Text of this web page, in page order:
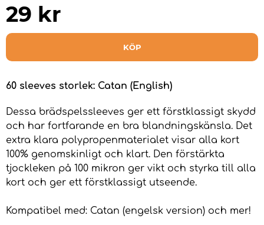
29 kr
KÖP
60 sleeves storlek: Catan (English)
Dessa brädspelssleeves ger ett förstklassigt skydd
och har fortfarande en bra blandningskänsla. Det
extra klara polypropenmaterialet visar alla kort
100% genomskinligt och klart. Den förstärkta
tjockleken på 100 mikron ger vikt och styrka till alla
kort och ger ett förstklassigt utseende.
Kompatibel med: Catan (engelsk version) och mer!